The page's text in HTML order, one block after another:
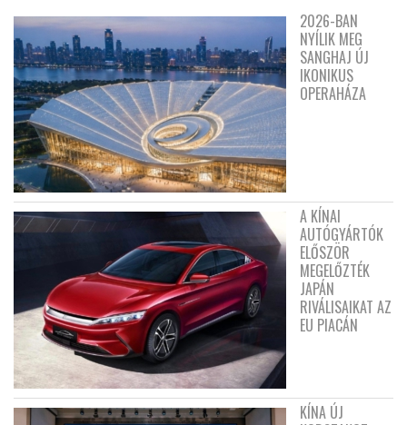
2026-BAN
NYÍLIK MEG
SANGHAJ ÚJ
IKONIKUS
OPERAHÁZA
A KÍNAI
AUTÓGYÁRTÓK
ELŐSZÖR
MEGELŐZTÉK
JAPÁN
RIVÁLISAIKAT AZ
EU PIACÁN
KÍNA ÚJ